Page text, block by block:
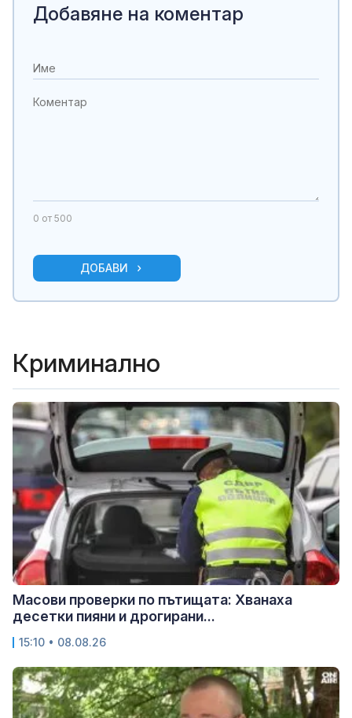
Добавяне на коментар
0 от 500
ДОБАВИ
Криминално
Масови проверки по пътищата: Хванаха
десетки пияни и дрогирани...
15:10 • 08.08.26